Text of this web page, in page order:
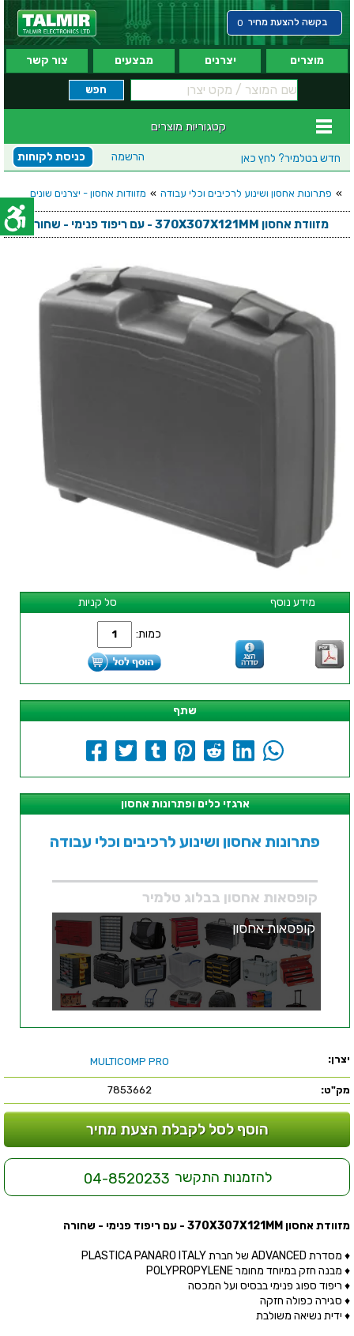
בקשה להצעת מחיר 0
מוצרים יצרנים מבצעים צור קשר
קטגוריות מוצרים
חדש בטלמיר? לחץ כאן כניסת לקוחות הרשמה
» פתרונות אחסון ושינוע לרכיבים וכלי עבודה » מזוודות אחסון - יצרנים שונים
מזוודת אחסון 370X307X121MM - עם ריפוד פנימי - שחורה
סל קניות מידע נוסף
כמות:
שתף
ארגזי כלים ופתרונות אחסון
פתרונות אחסון ושינוע לרכיבים וכלי עבודה
קופסאות אחסון בבלוג טלמיר
קופסאות אחסון
יצרן: MULTICOMP PRO
מק"ט: 7853662
הוסף לסל לקבלת הצעת מחיר
להזמנות התקשר 04-8520233
מזוודת אחסון 370X307X121MM - עם ריפוד פנימי - שחורה
♦ מסדרת ADVANCED של חברת PLASTICA PANARO ITALY
♦ מבנה חזק במיוחד מחומר POLYPROPYLENE
♦ ריפוד ספוג פנימי בבסיס ועל המכסה
♦ סגירה כפולה חזקה
♦ ידית נשיאה משולבת